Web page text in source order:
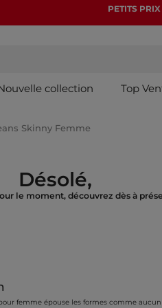
PETITS PRIX
collection Top
Skinny Femme
Désolé,
le moment, découvrez dès à
femme épouse les formes comme